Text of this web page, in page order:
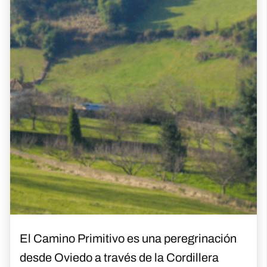
El Camino Primitivo es una peregrinación
desde Oviedo a través de la Cordillera